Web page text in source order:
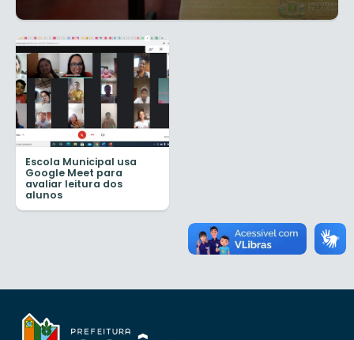
Escola Municipal usa
Google Meet para
avaliar leitura dos
alunos